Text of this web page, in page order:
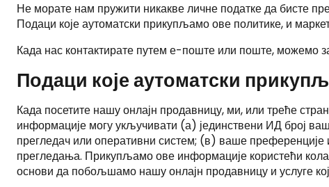
Не морате нам пружити никакве личне податке да бисте
Подаци које аутоматски прикупљамо ове политике, и
Када нас контактирате путем е-поште или поште, можемо
Подаци које аутоматски
Када посетите нашу онлајн продавницу, ми, или треће
информације могу укључивати (а) јединствени ИД број
прегледач или оперативни систем; (в) ваше
прегледања. Прикупљамо ове информације користећи
основи да побољшамо нашу онлајн продавницу и услуге